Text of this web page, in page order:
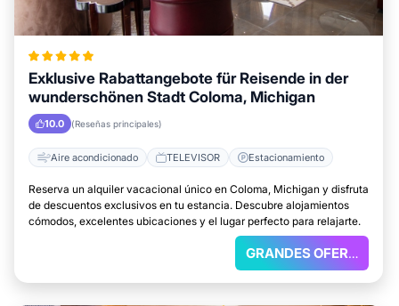
Exklusive Rabattangebote für Reisende in der
wunderschönen Stadt Coloma, Michigan
10.0 (Reseñas principales)
Aire acondicionado TELEVISOR Estacionamiento
Reserva un alquiler vacacional único en Coloma, Michigan y disfruta
de descuentos exclusivos en tu estancia. Descubre alojamientos
cómodos, excelentes ubicaciones y el lugar perfecto para relajarte.
GRANDES OFERTAS